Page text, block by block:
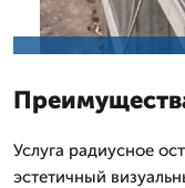
Услуга радиусное
эстетичный